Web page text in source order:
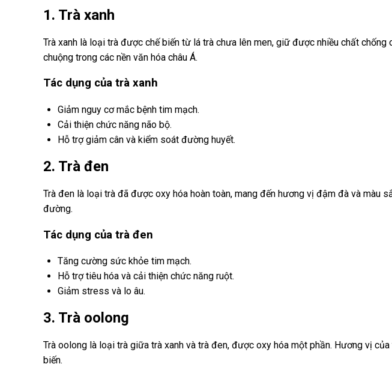
1. Trà xanh
Trà xanh là loại trà được chế biến từ lá trà chưa lên men, giữ được nhiều chất
chuộng trong các nền văn hóa châu Á.
Tác dụng của trà xanh
Giảm nguy cơ mắc bệnh tim mạch.
Cải thiện chức năng não bộ.
Hỗ trợ giảm cân và kiểm soát đường huyết.
2. Trà đen
Trà đen là loại trà đã được oxy hóa hoàn toàn, mang đến hương vị đậm đà và
đường.
Tác dụng của trà đen
Tăng cường sức khỏe tim mạch.
Hỗ trợ tiêu hóa và cải thiện chức năng ruột.
Giảm stress và lo âu.
3. Trà oolong
Trà oolong là loại trà giữa trà xanh và trà đen, được oxy hóa một phần. Hương vị
biến.